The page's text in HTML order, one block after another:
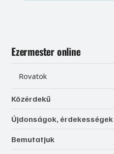
Ezermester online
Rovatok
Közérdekű
Újdonságok, érdekességek
Bemutatjuk